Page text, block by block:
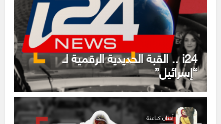
i24 .. القبة الحديدية الرقمية لـ
“إسرائيل”
أفنان كناعنة